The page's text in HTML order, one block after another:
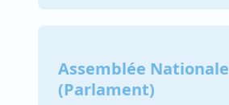
Assemblée Nationale
(Parlament)